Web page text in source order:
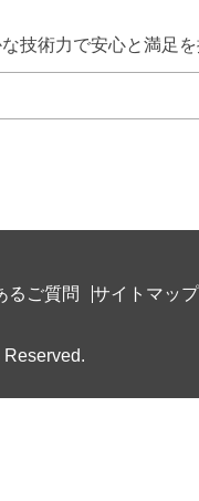
術力で安心と満足を
るご質問 サイトマップ